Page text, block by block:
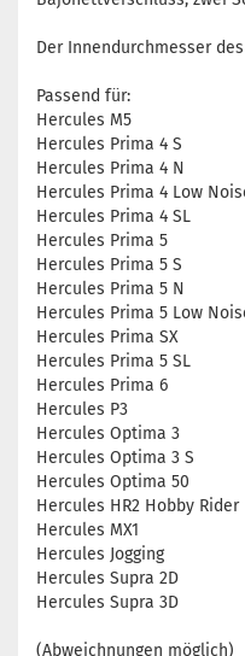
Der Innendurchmesser
Passend für:
Hercules M5
Hercules Prima 4 S
Hercules Prima 4 N
Hercules Prima 4 Low
Hercules Prima 4 SL
Hercules Prima 5
Hercules Prima 5 S
Hercules Prima 5 N
Hercules Prima 5 Low
Hercules Prima SX
Hercules Prima 5 SL
Hercules Prima 6
Hercules P3
Hercules Optima 3
Hercules Optima 3 S
Hercules Optima 50
Hercules HR2 Hobby Rider
Hercules MX1
Hercules Jogging
Hercules Supra 2D
Hercules Supra 3D
(Abweichnungen möglich)